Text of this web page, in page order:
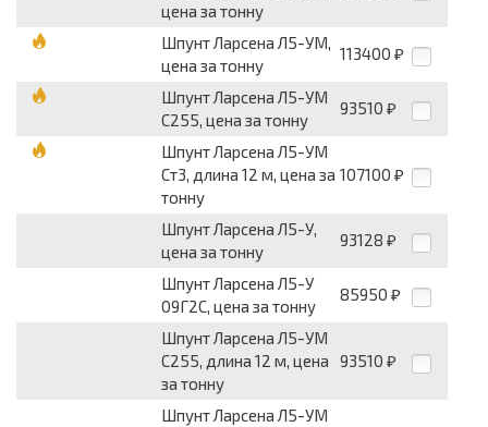
цена за тонну
Шпунт Ларсена Л5-УМ,
цена за тонну
113400 ₽
Шпунт Ларсена Л5-УМ
С255, цена за тонну
93510 ₽
Шпунт Ларсена Л5-УМ
Ст3, длина 12 м, цена за
тонну
107100 ₽
Шпунт Ларсена Л5-У,
цена за тонну
93128 ₽
Шпунт Ларсена Л5-У
09Г2С, цена за тонну
85950 ₽
Шпунт Ларсена Л5-УМ
С255, длина 12 м, цена
за тонну
93510 ₽
Шпунт Ларсена Л5-УМ